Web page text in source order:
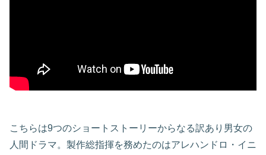
こちらは9つのショートストーリーからなる訳あり男女の
人間ドラマ。製作総指揮を務めたのはアレハンドロ・イニ